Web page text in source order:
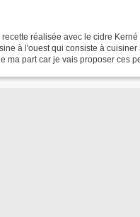
réalisée avec le cidre
à l'ouest qui consiste à cuisiner
ma part car je vais proposer ces